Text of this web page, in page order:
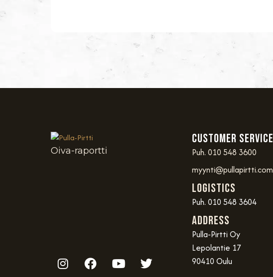
Oiva-raportti
Customer service
Puh. 010 548 3600
myynti@pullapirtti.com
Logistics
Puh. 010 548 3604
Address
Pulla-Pirtti Oy
Lepolantie 17
90410 Oulu